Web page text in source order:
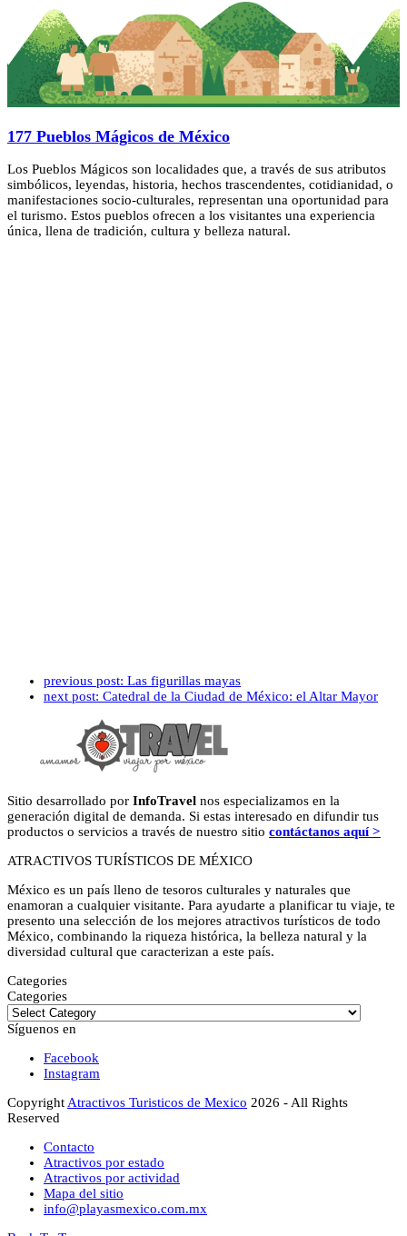
177 Pueblos Mágicos de México
Los Pueblos Mágicos son localidades que, a través de sus atributos
simbólicos, leyendas, historia, hechos trascendentes, cotidianidad, o
manifestaciones socio-culturales, representan una oportunidad para
el turismo. Estos pueblos ofrecen a los visitantes una experiencia
única, llena de tradición, cultura y belleza natural.
previous post: Las figurillas mayas
next post: Catedral de la Ciudad de México: el Altar Mayor
Sitio desarrollado por InfoTravel nos especializamos en la
generación digital de demanda. Si estas interesado en difundir tus
productos o servicios a través de nuestro sitio contáctanos aquí >
ATRACTIVOS TURÍSTICOS DE MÉXICO
México es un país lleno de tesoros culturales y naturales que
enamoran a cualquier visitante. Para ayudarte a planificar tu viaje, te
presento una selección de los mejores atractivos turísticos de todo
México, combinando la riqueza histórica, la belleza natural y la
diversidad cultural que caracterizan a este país.
Categories
Categories
Síguenos en
Facebook
Instagram
CopyrightAtractivos Turisticos de Mexico 2026 - All Rights
Reserved
Contacto
Atractivos por estado
Atractivos por actividad
Mapa del sitio
info@playasmexico.com.mx